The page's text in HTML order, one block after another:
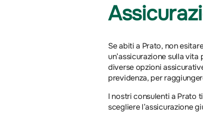
Se abiti a Prato, non
un’assicurazione sulla
diverse opzioni
previdenza, per
I nostri consulenti a Prato
scegliere l’assicurazione